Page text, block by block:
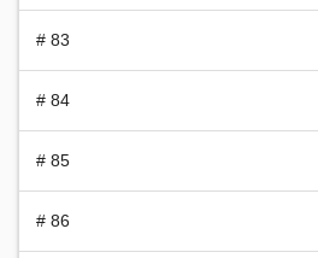
# 83
# 84
# 85
# 86